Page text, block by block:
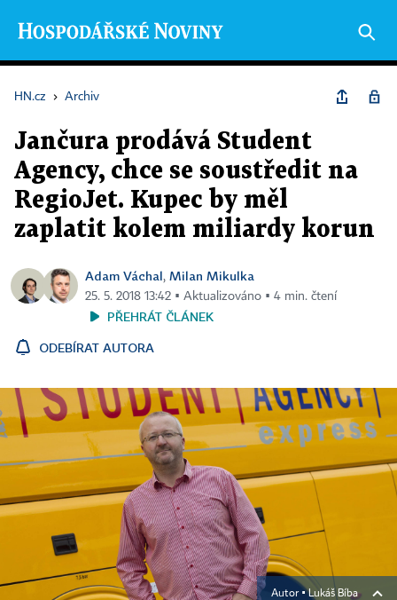
HN.cz › Archiv
Jančura prodává Student
Agency, chce se soustředit na
RegioJet. Kupec by měl
zaplatit kolem miliardy korun
Adam Váchal, Milan Mikulka
25. 5. 2018 13:42 ▪ Aktualizováno ▪ 4 min. čtení
PŘEHRÁT ČLÁNEK
ODEBÍRAT AUTORA
Autor ▪Lukáš Bíba